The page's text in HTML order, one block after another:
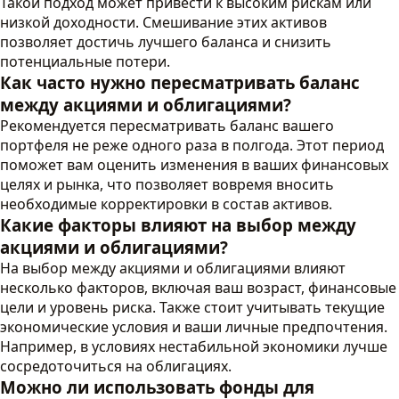
низкой доходности. Смешивание этих активов
позволяет достичь лучшего баланса и снизить
потенциальные потери.
Как часто нужно пересматривать баланс
между акциями и облигациями?
Рекомендуется пересматривать баланс вашего
портфеля не реже одного раза в полгода. Этот период
поможет вам оценить изменения в ваших финансовых
целях и рынка, что позволяет вовремя вносить
необходимые корректировки в состав активов.
Какие факторы влияют на выбор между
акциями и облигациями?
На выбор между акциями и облигациями влияют
несколько факторов, включая ваш возраст, финансовые
цели и уровень риска. Также стоит учитывать текущие
экономические условия и ваши личные предпочтения.
Например, в условиях нестабильной экономики лучше
сосредоточиться на облигациях.
Можно ли использовать фонды для